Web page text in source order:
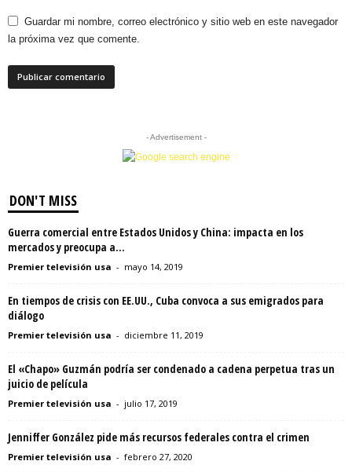
Guardar mi nombre, correo electrónico y sitio web en este navegador
la próxima vez que comente.
- Advertisement -
DON'T MISS
Guerra comercial entre Estados Unidos y China: impacta en los
mercados y preocupa a...
Premier televisión usa - mayo 14, 2019
En tiempos de crisis con EE.UU., Cuba convoca a sus emigrados para
diálogo
Premier televisión usa - diciembre 11, 2019
El «Chapo» Guzmán podría ser condenado a cadena perpetua tras un
juicio de película
Premier televisión usa - julio 17, 2019
Jenniffer González pide más recursos federales contra el crimen
Premier televisión usa - febrero 27, 2020